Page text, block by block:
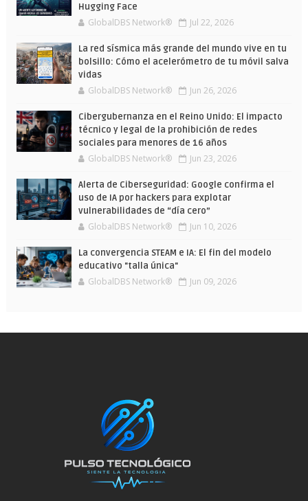
Hugging Face
GlobalDBS Network® Jul 22, 2026
La red sísmica más grande del mundo vive en tu
bolsillo: Cómo el acelerómetro de tu móvil salva
vidas
GlobalDBS Network® Jun 26, 2026
Cibergubernanza en el Reino Unido: El impacto
técnico y legal de la prohibición de redes
sociales para menores de 16 años
GlobalDBS Network® Jun 23, 2026
Alerta de Ciberseguridad: Google confirma el
uso de IA por hackers para explotar
vulnerabilidades de “día cero”
GlobalDBS Network® Jun 10, 2026
La convergencia STEAM e IA: El fin del modelo
educativo "talla única"
GlobalDBS Network® Jun 09, 2026